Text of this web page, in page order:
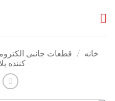
خانه / قطعات جانبی
کننده